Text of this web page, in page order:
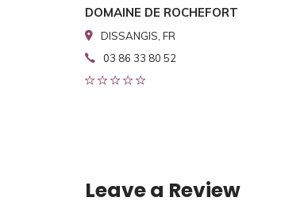
DOMAINE DE ROCHEFORT
DISSANGIS, FR
03 86 33 80 52
Leave a Review